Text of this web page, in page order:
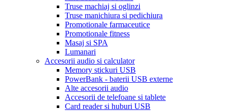
Truse machiaj si oglinzi
Truse manichiura si pedichiura
Promotionale farmaceutice
Promotionale fitness
Masaj si SPA
Lumanari
Accesorii audio si calculator
Memory stickuri USB
PowerBank - baterii USB externe
Alte accesorii audio
Accesorii de telefoane si tablete
Card reader si huburi USB